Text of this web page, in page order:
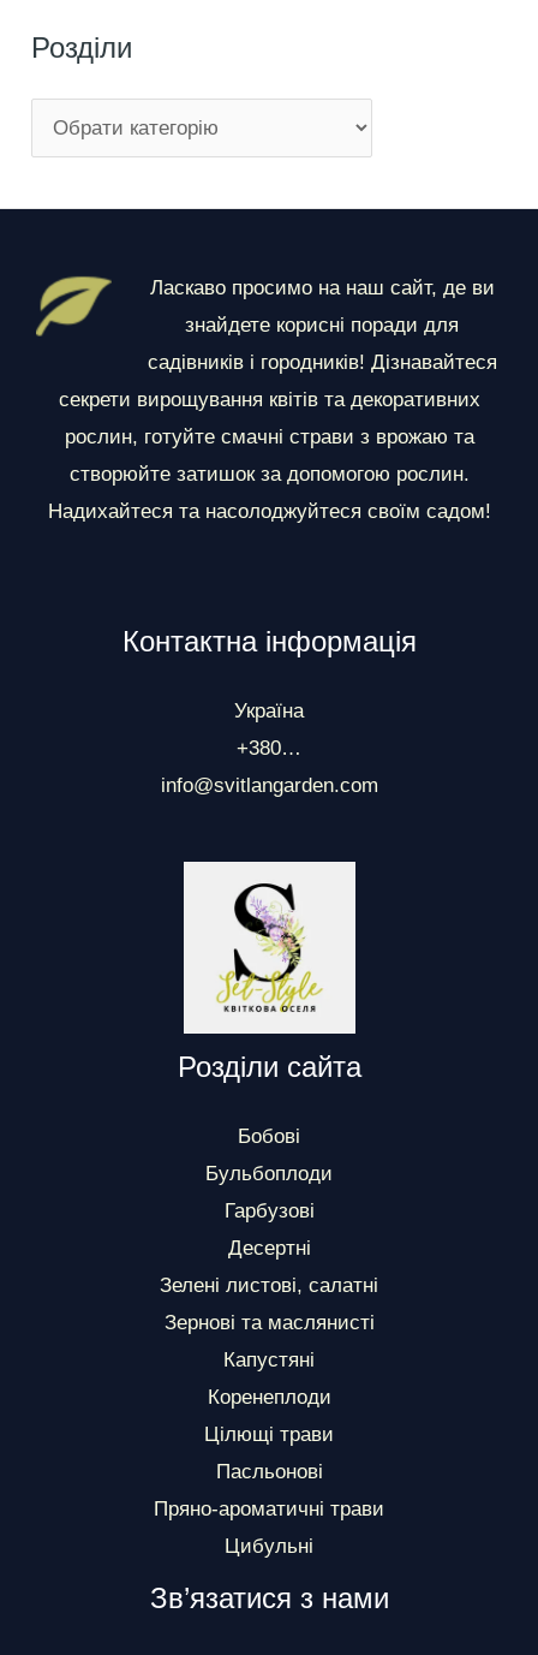
Розділи
о
л
Ласкаво просимо на наш сайт, де ви
знайдете корисні поради для
садівників і городників! Дізнавайтеся
секрети вирощування квітів та декоративних
рослин, готуйте смачні страви з врожаю та
створюйте затишок за допомогою рослин.
Надихайтеся та насолоджуйтеся своїм садом!
Контактна інформація
Україна
+380…
info@svitlangarden.com
Розділи сайта
Бобові
Бульбоплоди
Гарбузові
Десертні
Зелені листові, салатні
Зернові та маслянисті
Капустяні
Коренеплоди
Цілющі трави
Пасльонові
Пряно-ароматичні трави
Цибульні
Зв’язатися з нами